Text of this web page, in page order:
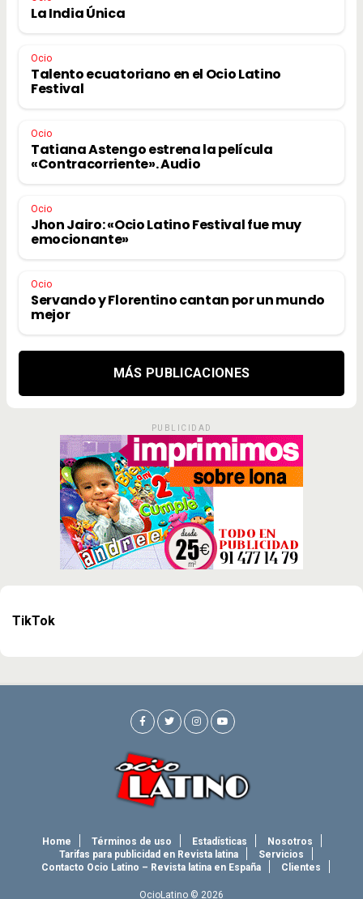
La India Única
Ocio
Talento ecuatoriano en el Ocio Latino
Festival
Ocio
Tatiana Astengo estrena la película
«Contracorriente». Audio
Ocio
Jhon Jairo: «Ocio Latino Festival fue muy
emocionante»
Ocio
Servando y Florentino cantan por un mundo
mejor
MÁS PUBLICACIONES
PUBLICIDAD
TikTok
Home Términos de uso Estadísticas
Nosotros
Tarifas para publicidad en Revista latina
Servicios
Contacto Ocio Latino – Revista latina en España
Clientes
OcioLatino © 2026